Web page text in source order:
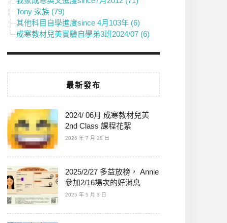
Tony 家族 (79)
其他科目自學進度since 4月103年 (6)
成寒教材兒美實驗自學弟3班2024/07 (6)
最新發布
2024/ 06月 成寒教材兒美
2nd Class 課程花絮
2026 年 7 月 28 日
2025/2/27 多益放榜， Annie
參加2/16場次的好消息
2025 年 5 月 3 日